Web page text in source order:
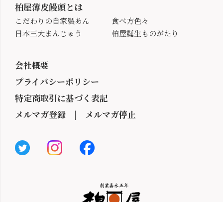
柏屋薄皮饅頭とは
こだわりの自家製あん
日本三大まんじゅう
食べ方色々
柏屋誕生ものがたり
会社概要
プライバシーポリシー
特定商取引に基づく表記
メルマガ登録 | メルマガ停止